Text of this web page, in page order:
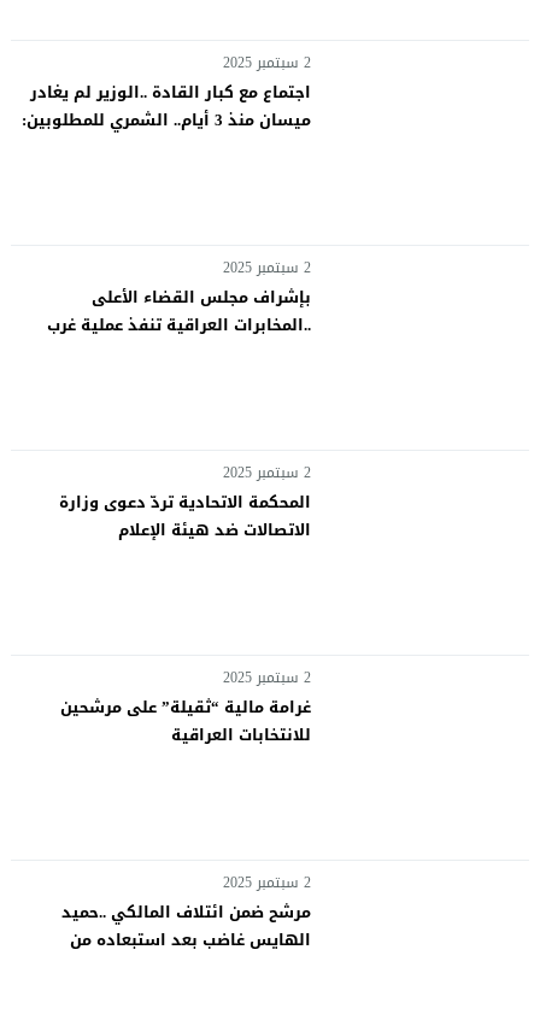
2 سبتمبر 2025
اجتماع مع كبار القادة ..الوزير لم يغادر
ميسان منذ 3 أيام.. الشمري للمطلوبين:
2 سبتمبر 2025
بإشراف مجلس القضاء الأعلى
..المخابرات العراقية تنفذ عملية غرب
2 سبتمبر 2025
المحكمة الاتحادية تردّ دعوى وزارة
الاتصالات ضد هيئة الإعلام
2 سبتمبر 2025
غرامة مالية “ثقيلة” على مرشحين
للانتخابات العراقية
2 سبتمبر 2025
مرشح ضمن ائتلاف المالكي ..حميد
الهايس غاضب بعد استبعاده من